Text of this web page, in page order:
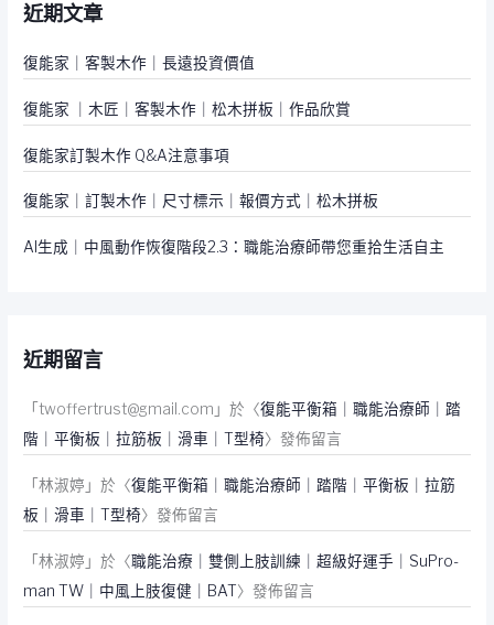
字
近期文章
復能家｜客製木作｜長遠投資價值
復能家 ｜木匠｜客製木作｜松木拼板｜作品欣賞
復能家訂製木作 Q&A注意事項
復能家｜訂製木作｜尺寸標示｜報價方式｜松木拼板
AI生成｜中風動作恢復階段2.3：職能治療師帶您重拾生活自主
近期留言
「twoffertrust@gmail.com 」於〈復能平衡箱｜職能治療師｜踏
階｜平衡板｜拉筋板｜滑車｜T型椅〉發佈留言
「林淑婷 」於〈復能平衡箱｜職能治療師｜踏階｜平衡板｜拉筋
板｜滑車｜T型椅〉發佈留言
「林淑婷 」於〈職能治療｜雙側上肢訓練｜超級好運手｜SuPro-
man TW｜中風上肢復健｜BAT〉發佈留言